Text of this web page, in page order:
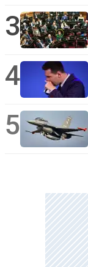
3
4
5